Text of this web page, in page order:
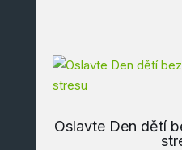
Oslavte Den dětí